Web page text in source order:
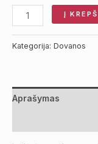
Į
Kategorija: Dovanos
Aprašymas